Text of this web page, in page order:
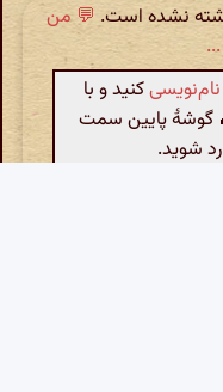
نشده است. 💬 من
نام‌نویسیکنید و با
گوشهٔ پایین سمت
شوید.